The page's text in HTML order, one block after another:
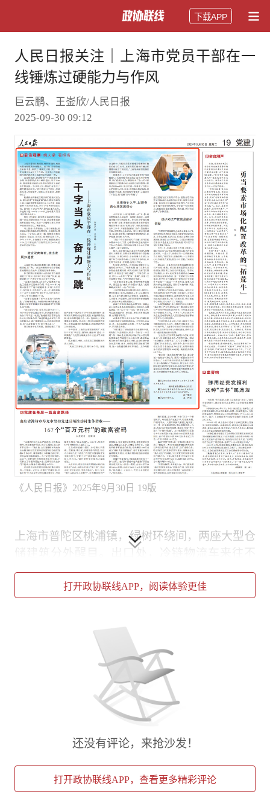
下载APP
人民日报关注｜上海市党员干部在一
线锤炼过硬能力与作风
巨云鹏、王崟欣/人民日报
2025-09-30 09:12
《人民日报》2025年9月30日 19版
上海市普陀区桃浦镇，绿树环绕间，两座大型仓
储建筑分外醒目。出口处，冷链物流车来往不
息；房顶上，铺满光伏板，预计一年发电量可达
427万千瓦时。这里是9月初刚刚投用的普洛斯
走在物流园，普洛斯资产中国区商务副总裁、战
略营销负责人熊忻恺说，早在2004年，普洛斯
集团就在此投资开发其在上海的首个物流园。20
多年过去，物流行业发生了翻天覆地的变化。
“我们看好这个区位，想就地改造、转型提升，
但担心手续复杂、周期拉长。”
桃浦镇会同普陀区规资部门迅速对接企业，联合
增建筑面积约9.8万平方米，显著提升土地利用
效率，切中企业再投资的关切。该项目于2023
打开政协联线APP，阅读体验更佳
还没有评论，来抢沙发！
打开政协联线APP，查看更多精彩评论